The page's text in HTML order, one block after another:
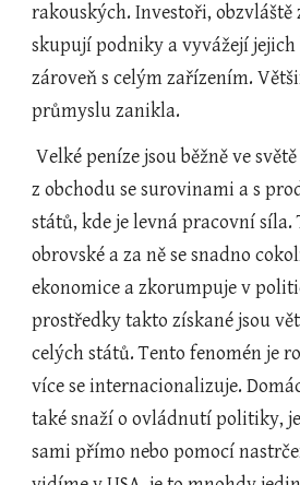
rakouských. Investoři, obzvláště
skupují podniky a vyvážejí
zároveň s celým zařízením.
průmyslu zanikla.
Velké peníze jsou běžně ve světě získané především
z obchodu se surovinami a s
států, kde je levná pracovní síla.
obrovské a za ně se snadno
ekonomice a zkorumpuje v
prostředky takto získané jsou
celých států. Tento fenomén je
více se internacionalizuje.
také snaží o ovládnutí politiky,
sami přímo nebo pomocí